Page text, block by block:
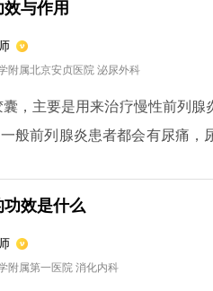
与作用
附属北京安贞医院 泌尿外科
，主要是用来治疗慢性前列
般前列腺炎患者都会有尿痛，
效是什么
附属第一医院 消化内科